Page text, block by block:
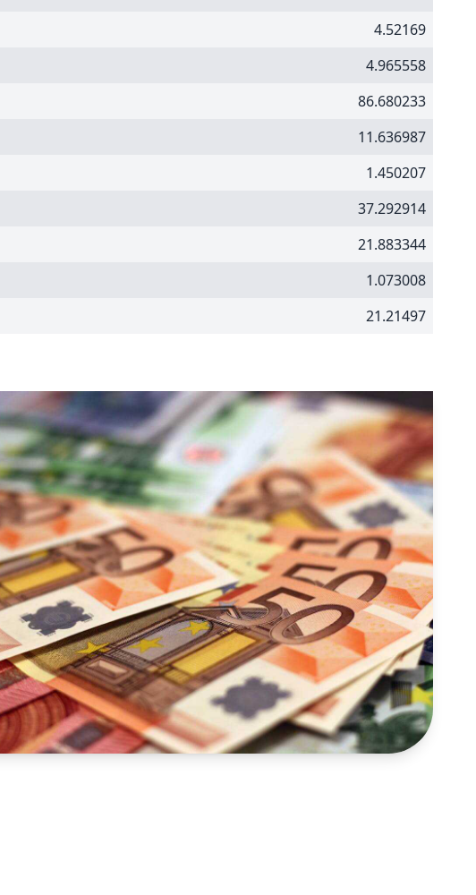
4.52169
4.965558
86.680233
11.636987
1.450207
37.292914
21.883344
1.073008
21.21497